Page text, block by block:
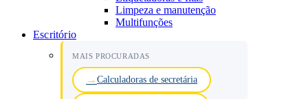
Limpeza e manutenção
Multifunções
Escritório
MAIS PROCURADAS
Calculadoras de secretária